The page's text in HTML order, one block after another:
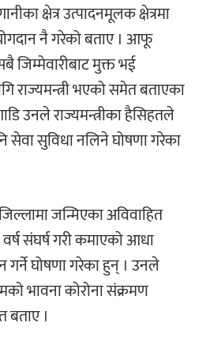
क्षेत्र उत्पादनमूलक क्षेत्रमा
नै गरेको बताए । आफू
जिम्मेवारीबाट मुक्त भई
राज्यमन्त्री भएको समेत बताएका
उनले राज्यमन्त्रीका हैसिहतले
सेवा सुविधा नलिने घोषणा गरेका
जन्मिएका अविवाहित
वर्ष संघर्ष गरी कमाएको आधा
गर्ने घोषणा गरेका हुन् । उनले
भावना कोरोना संक्रमण
।